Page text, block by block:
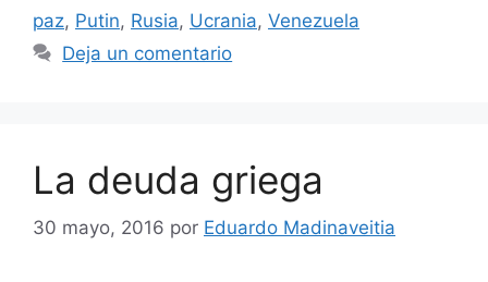
paz, Putin, Rusia, Ucrania, Venezuela
Deja un comentario
La deuda griega
30 mayo, 2016 por Eduardo Madinaveitia